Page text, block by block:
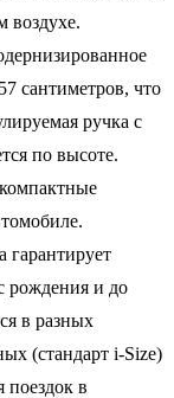
воздухе.
сантиметров, что
ручка с
по высоте.
гарантирует
рождения и до
в разных
(стандарт i-Size)
поездок в